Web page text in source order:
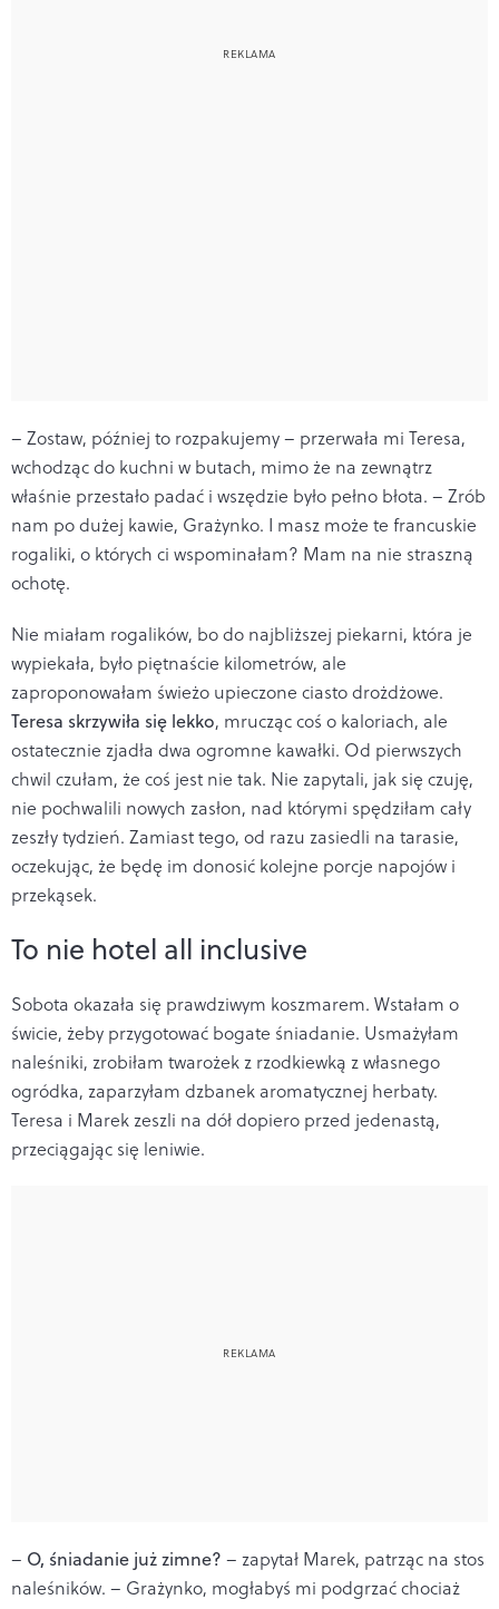
– Zostaw, później to rozpakujemy – przerwała mi Teresa,
wchodząc do kuchni w butach, mimo że na zewnątrz
właśnie przestało padać i wszędzie było pełno błota. – Zrób
nam po dużej kawie, Grażynko. I masz może te francuskie
rogaliki, o których ci wspominałam? Mam na nie straszną
ochotę.
Nie miałam rogalików, bo do najbliższej piekarni, która je
wypiekała, było piętnaście kilometrów, ale
zaproponowałam świeżo upieczone ciasto drożdżowe.
Teresa skrzywiła się lekko, mrucząc coś o kaloriach, ale
ostatecznie zjadła dwa ogromne kawałki. Od pierwszych
chwil czułam, że coś jest nie tak. Nie zapytali, jak się czuję,
nie pochwalili nowych zasłon, nad którymi spędziłam cały
zeszły tydzień. Zamiast tego, od razu zasiedli na tarasie,
oczekując, że będę im donosić kolejne porcje napojów i
przekąsek.
To nie hotel all inclusive
Sobota okazała się prawdziwym koszmarem. Wstałam o
świcie, żeby przygotować bogate śniadanie. Usmażyłam
naleśniki, zrobiłam twarożek z rzodkiewką z własnego
ogródka, zaparzyłam dzbanek aromatycznej herbaty.
Teresa i Marek zeszli na dół dopiero przed jedenastą,
przeciągając się leniwie.
– O, śniadanie już zimne? – zapytał Marek, patrząc na stos
naleśników. – Grażynko, mogłabyś mi podgrzać chociaż